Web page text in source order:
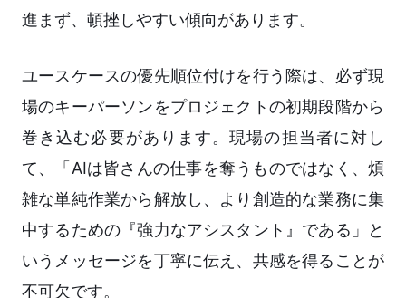
進まず、頓挫しやすい傾向があります。
ユースケースの優先順位付けを行う際は、必ず現
場のキーパーソンをプロジェクトの初期段階から
巻き込む必要があります。現場の担当者に対し
て、「AIは皆さんの仕事を奪うものではなく、煩
雑な単純作業から解放し、より創造的な業務に集
中するための『強力なアシスタント』である」と
いうメッセージを丁寧に伝え、共感を得ることが
不可欠です。